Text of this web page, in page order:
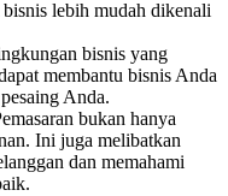
lebih mudah dikenali
bisnis yang
membantu bisnis Anda
Anda.
bukan hanya
Ini juga melibatkan
dan memahami